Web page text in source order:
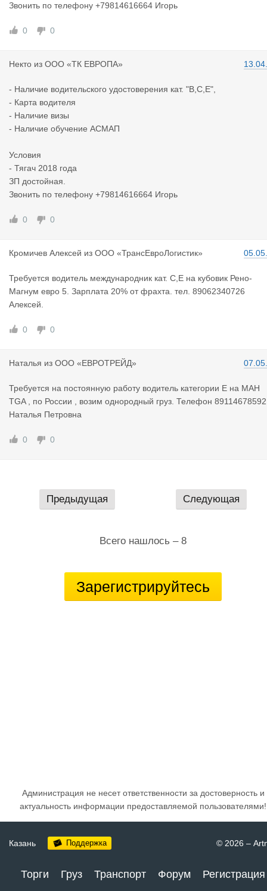
Звонить по телефону +79814616664 Игорь
0 0
Некто из ООО «ТК ЕВРОПА»
- Наличие водительского удостоверения кат. "В,С,Е",
- Карта водителя
- Наличие визы
- Наличие обучение АСМАП
Условия
- Тягач 2018 года
ЗП достойная.
Звонить по телефону +79814616664 Игорь
0 0
Кромичев Алексей из ООО «ТрансЕвроЛогистик»
Требуется водитель международник кат. С,Е на кубовик Рено-
Магнум евро 5. Зарплата 20% от фрахта. тел. 89062340726
Алексей.
0 0
Наталья из ООО «ЕВРОТРЕЙД»
Требуется на постоянную работу водитель категории Е на МАН
TGA , по России , возим однородный груз. Телефон 89114678592
Наталья Петровна
0 0
Предыдущая Следующая
Всего нашлось – 8
Зарегистрируйтесь
Администрация не несет ответственности за достоверность и
актуальность информации предоставляемой пользователями!
Казань Поддержка © 2026 –
Торги Груз Транспорт Форум Регистрация